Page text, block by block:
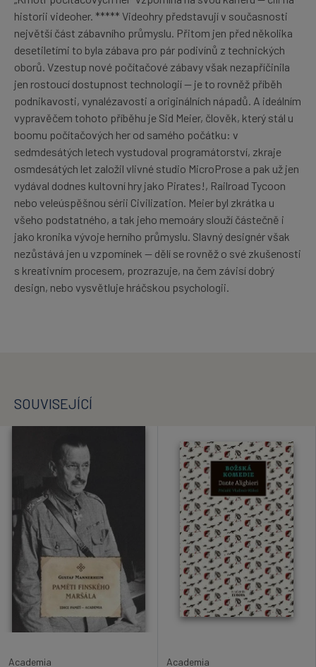
historii videoher. ***** Videohry představují v současnosti
největší část zábavního průmyslu. Přitom jen před několika
desetiletími to byla zábava pro pár podivínů z technických
oborů. Vzestup nové počítačové zábavy však nezapříčinila
jen rostoucí dostupnost technologií — je to rovněž příběh
podnikavosti, vynalézavosti a originálních nápadů. A ideálním
vypravěčem tohoto příběhu je Sid Meier, člověk, který stál u
boomu počítačových her od samého počátku: v
sedmdesátých letech vystudoval programátorství, zkraje
osmdesátých let založil vlivné studio MicroProse a pak už jen
vydával dodnes kultovní hry jako Pirates!, Railroad Tycoon
nebo veleúspěšnou sérii Civilization. Meier byl zkrátka u
všeho podstatného, a tak jeho memoáry slouží částečně i
jako kronika vývoje herního průmyslu. Slavný designér však
nezůstává jen u vzpomínek — dělí se rovněž o své zkušenosti
s kreativním procesem, prozrazuje, na čem závisí dobrý
design, nebo vysvětluje hráčskou psychologii.
SOUVISEJÍCÍ
Academia Academia